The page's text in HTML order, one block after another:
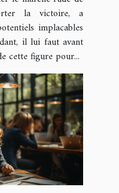
la victoire, a
implacables
il lui faut avant
cette figure pour...